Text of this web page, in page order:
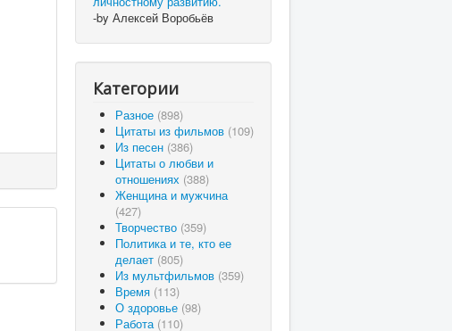
-by Алексей Воробьёв
Категории
Разное (898)
Цитаты из фильмов (109)
Из песен (386)
Цитаты о любви и
отношениях (388)
Женщина и мужчина
(427)
Творчество (359)
Политика и те, кто ее
делает (805)
Из мультфильмов (359)
Время (113)
О здоровье (98)
Работа (110)